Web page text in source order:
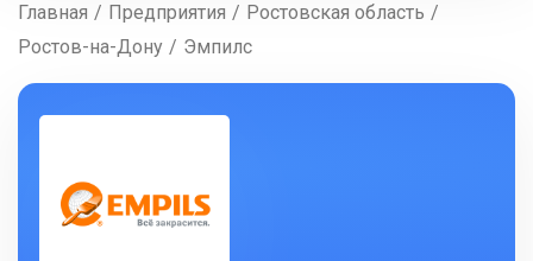
Главная / Предприятия / Ростовская область /
Ростов-на-Дону / Эмпилс